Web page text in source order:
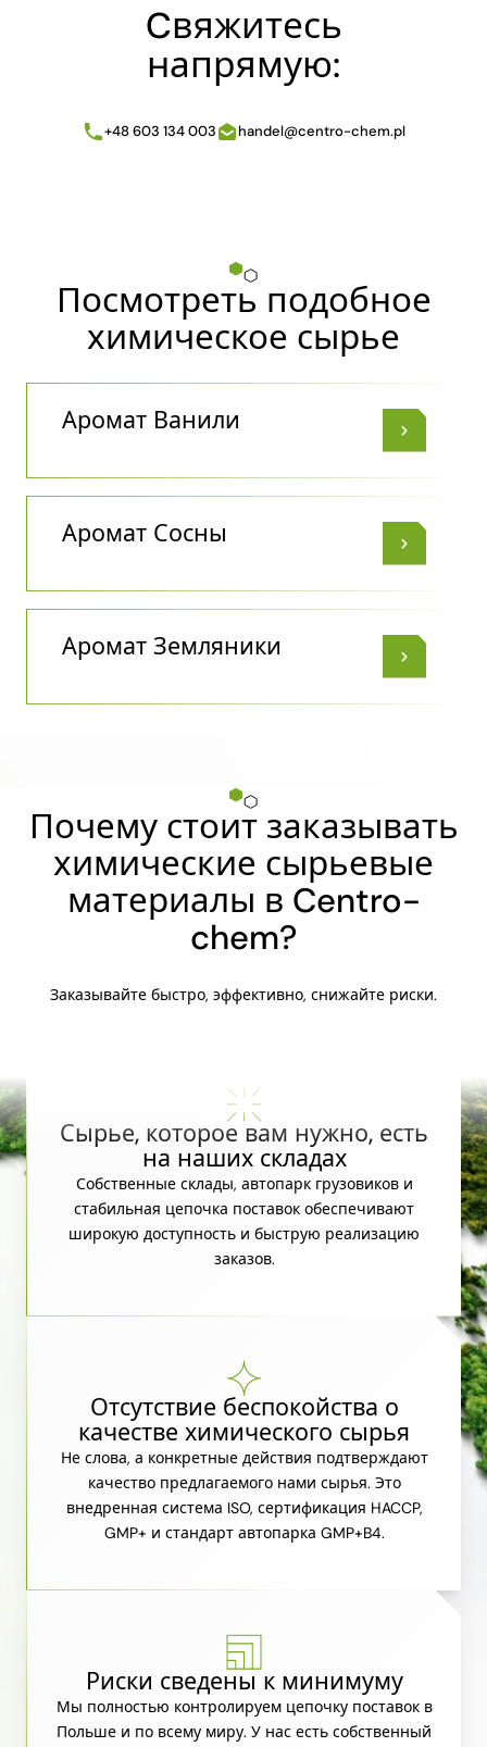
Cвяжитесь
напрямую:
+48 603 134 003 handel@centro-chem.pl
Посмотреть подобное
химическое сырье
Аромат Ванили
Аромат Сосны
Аромат Земляники
Почему стоит заказывать
химические сырьевые
материалы в Centro-
chem?
Заказывайте быстро, эффективно, снижайте риски.
Сырье, которое вам нужно, есть
на наших складах
Собственные склады, автопарк грузовиков и
стабильная цепочка поставок обеспечивают
широкую доступность и быструю реализацию
заказов.
Отсутствие беспокойства о
качестве химического сырья
Не слова, а конкретные действия подтверждают
качество предлагаемого нами сырья. Это
внедренная система ISO, сертификация HACCP,
GMP+ и стандарт автопарка GMP+B4.
Риски сведены к минимуму
Мы полностью контролируем цепочку поставок в
Польше и по всему миру. У нас есть собственный